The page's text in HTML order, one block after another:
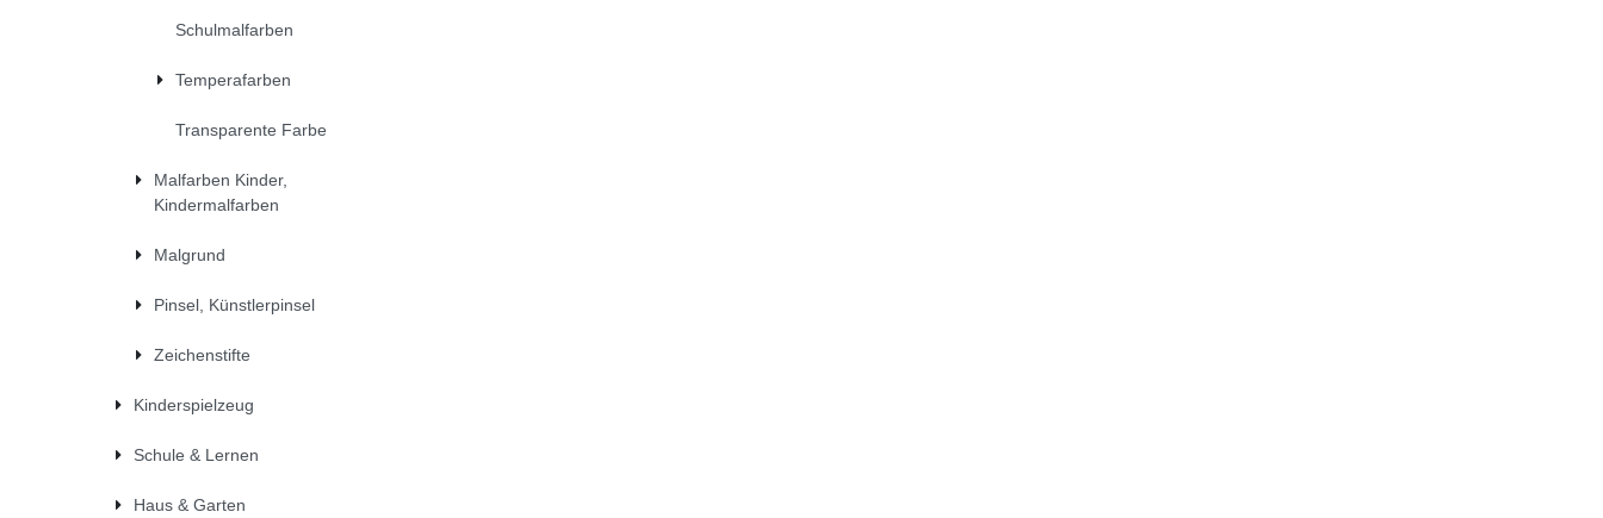
Schulmalfarben
Temperafarben
Transparente Farbe
Malfarben Kinder,
Kindermalfarben
Malgrund
Pinsel, Künstlerpinsel
Zeichenstifte
Kinderspielzeug
Schule & Lernen
Haus & Garten